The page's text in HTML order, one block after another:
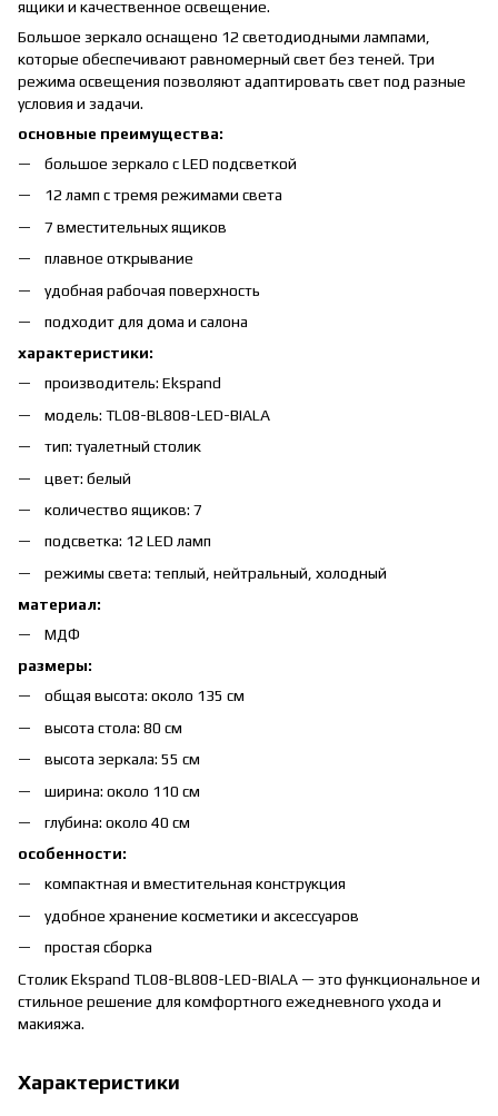
ящики и качественное освещение.
Большое зеркало оснащено 12 светодиодными лампами,
которые обеспечивают равномерный свет без теней. Три
режима освещения позволяют адаптировать свет под разные
условия и задачи.
основные преимущества:
большое зеркало с LED подсветкой
12 ламп с тремя режимами света
7 вместительных ящиков
плавное открывание
удобная рабочая поверхность
подходит для дома и салона
характеристики:
производитель: Ekspand
модель: TL08-BL808-LED-BIALA
тип: туалетный столик
цвет: белый
количество ящиков: 7
подсветка: 12 LED ламп
режимы света: теплый, нейтральный, холодный
материал:
МДФ
размеры:
общая высота: около 135 см
высота стола: 80 см
высота зеркала: 55 см
ширина: около 110 см
глубина: около 40 см
особенности:
компактная и вместительная конструкция
удобное хранение косметики и аксессуаров
простая сборка
Столик Ekspand TL08-BL808-LED-BIALA — это функциональное и
стильное решение для комфортного ежедневного ухода и
макияжа.
Характеристики